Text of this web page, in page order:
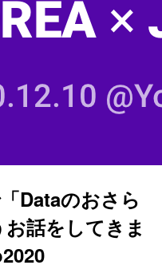
Dataのおさら
話をしてきま